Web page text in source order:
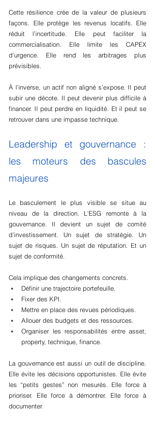
Cette résilience crée de la valeur de plusieurs
façons. Elle protège les revenus locatifs. Elle
réduit l’incertitude. Elle peut faciliter la
commercialisation. Elle limite les CAPEX
d’urgence. Elle rend les arbitrages plus
prévisibles.
À l’inverse, un actif non aligné s’expose. Il peut
subir une décote. Il peut devenir plus difficile à
financer. Il peut perdre en liquidité. Et il peut se
retrouver dans une impasse technique.
Leadership et gouvernance :
les moteurs des bascules
majeures
Le basculement le plus visible se situe au
niveau de la direction. L’ESG remonte à la
gouvernance. Il devient un sujet de comité
d’investissement. Un sujet de stratégie. Un
sujet de risques. Un sujet de réputation. Et un
sujet de conformité.
Cela implique des changements concrets.
Définir une trajectoire portefeuille.
Fixer des KPI.
Mettre en place des revues périodiques.
Allouer des budgets et des ressources.
Organiser les responsabilités entre asset,
property, technique, finance.
La gouvernance est aussi un outil de discipline.
Elle évite les décisions opportunistes. Elle évite
les “petits gestes” non mesurés. Elle force à
prioriser. Elle force à démontrer. Elle force à
documenter.